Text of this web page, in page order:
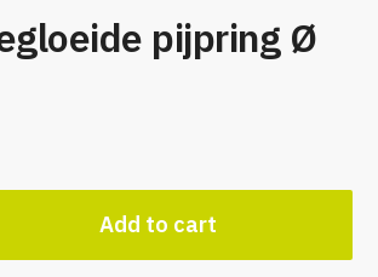
pijpring Ø
Add to cart